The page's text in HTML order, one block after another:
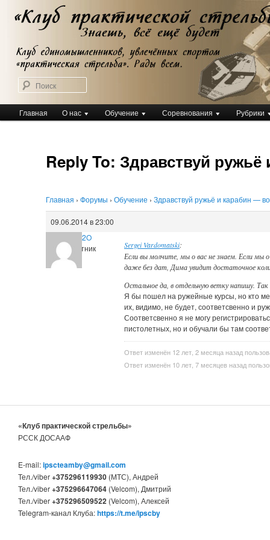
Перейти
основному
содержимому
Клуб практической стрельбы
Клуб практической стрельбы
Главное
меню
Главная О нас Обучение Соревнования Рубрики
Reply To: Здравствуй
Главная › Форумы › Обучение › Здравствуй ружьё и карабин —
09.06.2014 в 23:00
W1nw2O
Участник
Sergei Vardomatski:
Если вы молчите, мы о вас не знаем. Если мы
даже без дат, Дима увидит достаточное
Остальное да, в отдельную ветку напишу. Так
Я бы пошел на ружейные курсы, но кто
их, видимо, не будет, соответсвенно и
Соответсвенно я не могу
пистолетных, но и обучали бы там
Ответ изменён 12 лет, 2 месяца назад
Ответ изменён 10 лет, 7 месяцев назад
«Клуб практической стрельбы»
РССК ДОСААФ
E-mail:ipscteamby@gmail.com
Тел./viber+375296119930 (МТС), Андрей
Тел./viber+375296647064 (Velcom), Дмитрий
Тел./viber+375296509522 (Velcom), Алексей
Telegram-канал Клуба:https://t.me/ipscby